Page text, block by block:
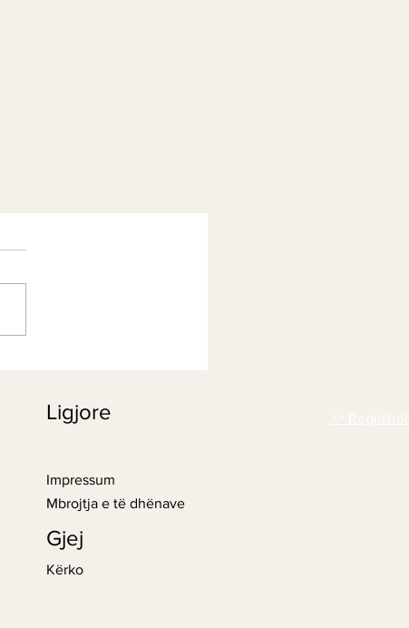
Ligjore
Impressum
Mbrojtja e të dhënave
Gjej
Kërko